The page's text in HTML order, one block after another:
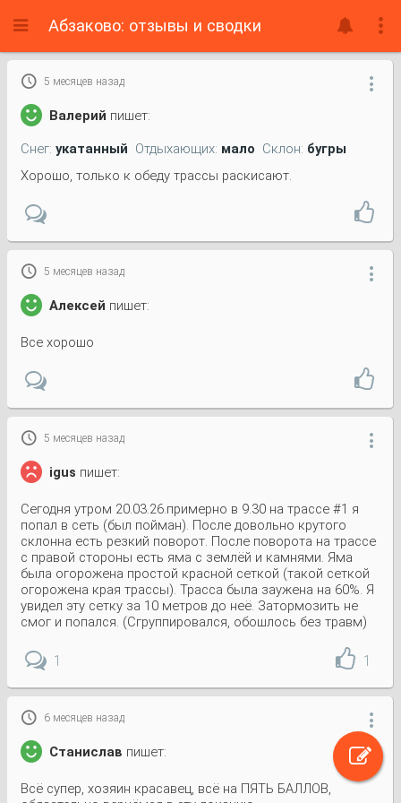
Абзаково: отзывы и сводки
 5 месяцев назад 
Валерий пишет:
Снег: укатанный Отдыхающих: мало Склон: бугры
Хорошо, только к обеду трассы раскисают.
 5 месяцев назад 
Алексей пишет:
Все хорошо
 5 месяцев назад 
igus пишет:
Сегодня утром 20.03.26.примерно в 9.30 на трассе #1 я
попал в сеть (был пойман). После довольно крутого
склонна есть резкий поворот. После поворота на трассе
с правой стороны есть яма с землёй и камнями. Яма
была огорожена простой красной сеткой (такой сеткой
огорожена края трассы). Трасса была заужена на 60%. Я
увидел эту сетку за 10 метров до неё. Затормозить не
смог и попался. (Сгруппировался, обошлось без травм)
1 1
 6 месяцев назад 
Станислав пишет:
Всё супер, хозяин красавец, всё на ПЯТЬ БАЛЛОВ,